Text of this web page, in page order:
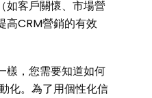
如客戶關懷、市場營
高CRM營銷的有效
樣，您需要知道如何
化。為了用個性化信